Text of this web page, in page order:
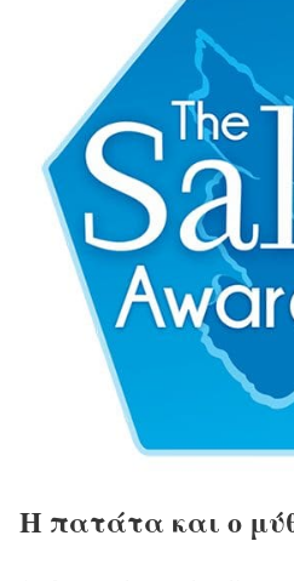
Η πατάτα και ο